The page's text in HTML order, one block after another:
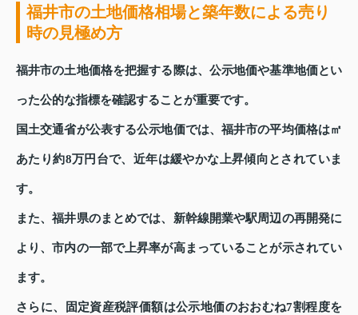
福井市の土地価格相場と築年数による売り
時の見極め方
福井市の土地価格を把握する際は、公示地価や基準地価とい
った公的な指標を確認することが重要です。
国土交通省が公表する公示地価では、福井市の平均価格は㎡
あたり約8万円台で、近年は緩やかな上昇傾向とされていま
す。
また、福井県のまとめでは、新幹線開業や駅周辺の再開発に
より、市内の一部で上昇率が高まっていることが示されてい
ます。
さらに、固定資産税評価額は公示地価のおおむね7割程度を